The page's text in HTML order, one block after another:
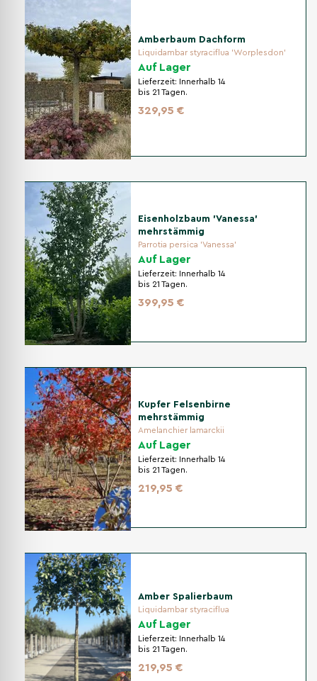
Amberbaum Dachform
Liquidambar styraciflua 'Worplesdon'
Auf Lager
Lieferzeit:
Innerhalb 14
bis 21 Tagen.
329,95 €
Eisenholzbaum 'Vanessa'
mehrstämmig
Parrotia persica 'Vanessa'
Auf Lager
Lieferzeit:
Innerhalb 14
bis 21 Tagen.
399,95 €
Kupfer Felsenbirne
mehrstämmig
Amelanchier lamarckii
Auf Lager
Lieferzeit:
Innerhalb 14
bis 21 Tagen.
219,95 €
Amber Spalierbaum
Liquidambar styraciflua
Auf Lager
Lieferzeit:
Innerhalb 14
bis 21 Tagen.
219,95 €